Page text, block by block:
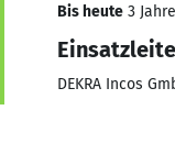
Bis heute 3
DEKRA Incos